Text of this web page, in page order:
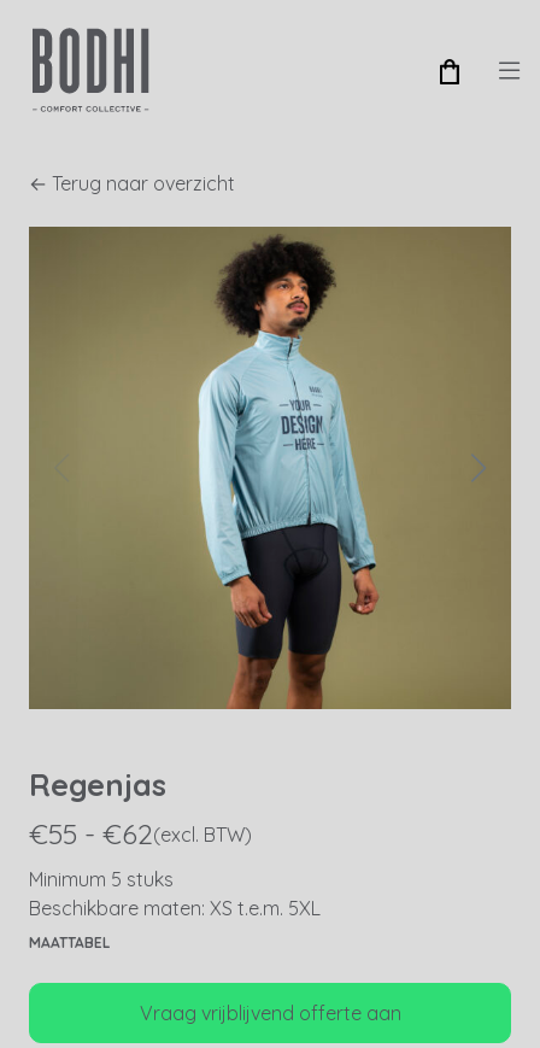
← Terug naar overzicht
Regenjas
€55 - €62(excl. BTW)
Minimum 5 stuks
Beschikbare maten: XS t.e.m. 5XL
MAATTABEL
Vraag vrijblijvend offerte aan